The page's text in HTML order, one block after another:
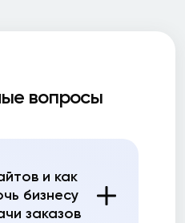
вопросы
и как
бизнесу
заказов